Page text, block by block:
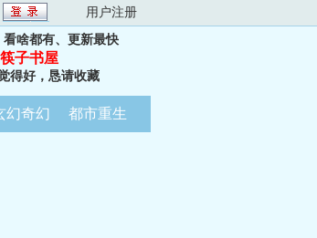
用户注册
看啥都有、更新最快
筷子书屋
得好，恳请收藏
幻奇幻 都市重生